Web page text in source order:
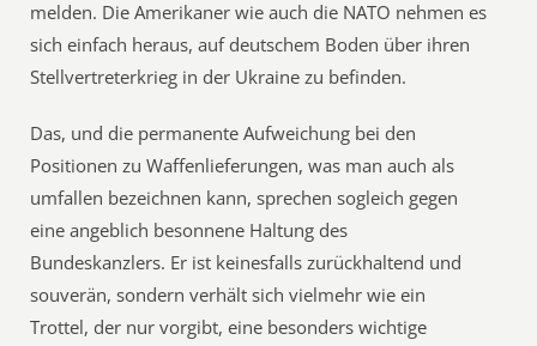
melden. Die Amerikaner wie auch die NATO nehmen es
sich einfach heraus, auf deutschem Boden über ihren
Stellvertreterkrieg in der Ukraine zu befinden.
Das, und die permanente Aufweichung bei den
Positionen zu Waffenlieferungen, was man auch als
umfallen bezeichnen kann, sprechen sogleich gegen
eine angeblich besonnene Haltung des
Bundeskanzlers. Er ist keinesfalls zurückhaltend und
souverän, sondern verhält sich vielmehr wie ein
Trottel, der nur vorgibt, eine besonders wichtige